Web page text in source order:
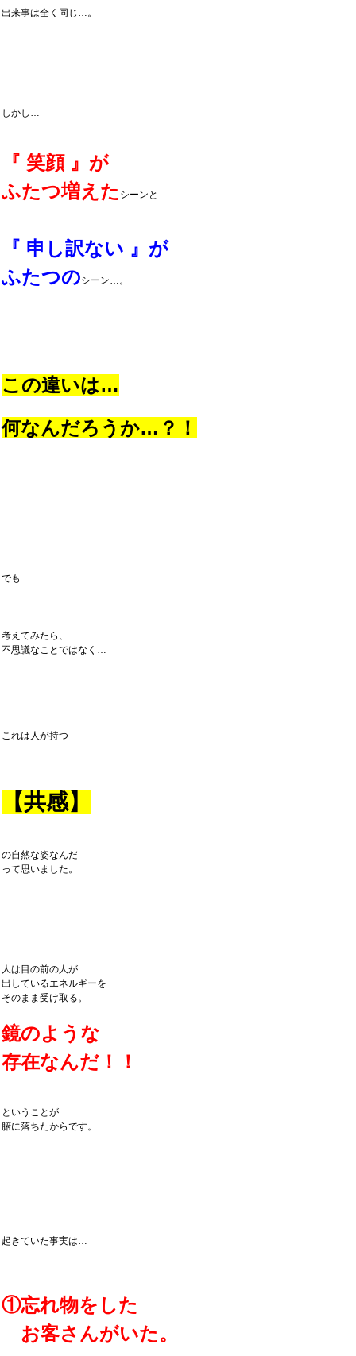
出来事は全く同じ…。
しかし…
『 笑顔 』が
ふたつ増えた シーンと
『 申し訳ない 』が
ふたつのシーン…。
この違いは…
何なんだろうか…？！
でも…
考えてみたら、
不思議なことではなく…
これは人が持つ
【共感】
の自然な姿なんだ
って思いました。
人は目の前の人が
出しているエネルギーを
そのまま受け取る。
鏡のような
存在なんだ！！
ということが
腑に落ちたからです。
起きていた事実は…
①忘れ物をした
お客さんがいた。